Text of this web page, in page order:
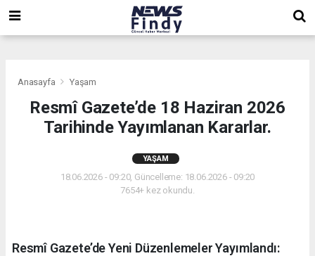
Anasayfa Yaşam
Resmî Gazete’de 18 Haziran 2026
Tarihinde Yayımlanan Kararlar.
YAŞAM
18.06.2026 - 09:20, Güncelleme: 18.06.2026 - 09:20
7654+ kez okundu.
Resmî Gazete’de Yeni Düzenlemeler Yayımlandı: